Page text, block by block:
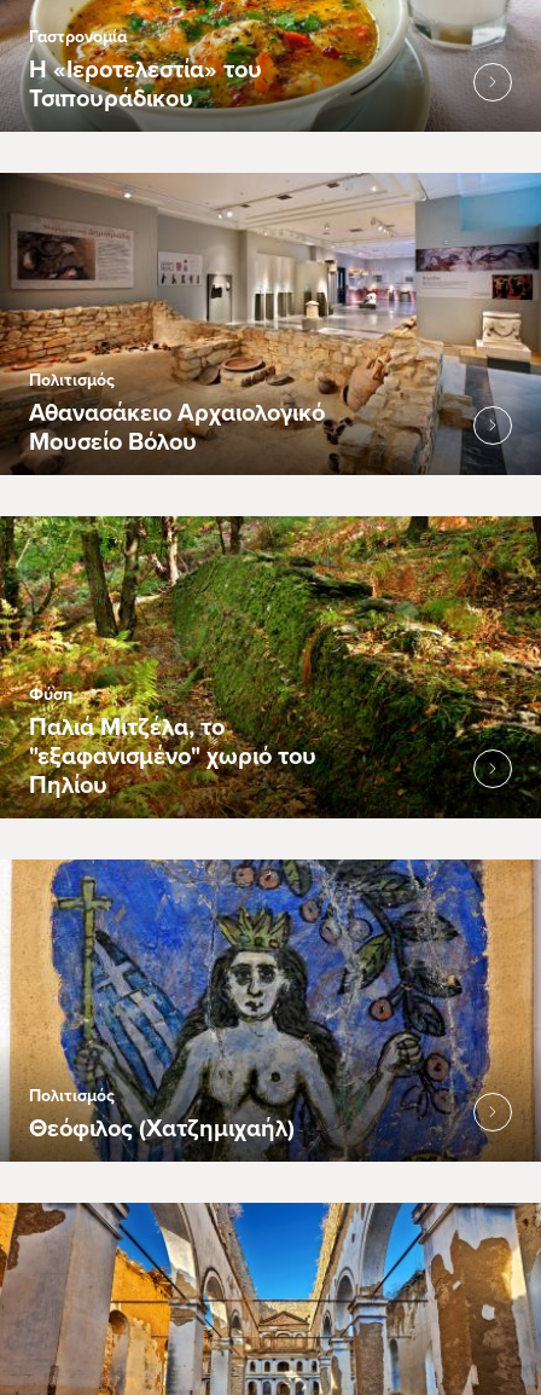
Γαστρονομία
Η «Ιεροτελεστία» του
Τσιπουράδικου
Πολιτισμός
Αθανασάκειο Αρχαιολογικό
Μουσείο Βόλου
Φύση
Παλιά Μιτζέλα, το
"εξαφανισμένο" χωριό του
Πηλίου
Πολιτισμός
Θεόφιλος (Χατζημιχαήλ)